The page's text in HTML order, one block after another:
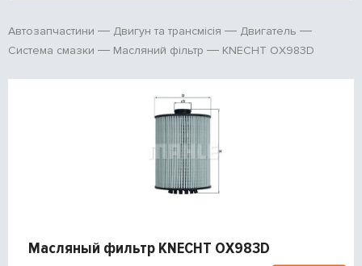
Автозапчастини Двигун та трансмісія
Двигатель
Система смазки
Масляний фільтр KNECHT OX983D
Масляный фильтр KNECHT OX983D